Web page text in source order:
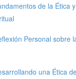
de la Ética
Personal sobre
una Ética